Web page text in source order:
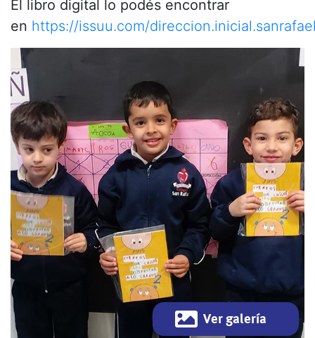
El libro digital lo podés encontrar
en https://issuu.com/
Ver galería